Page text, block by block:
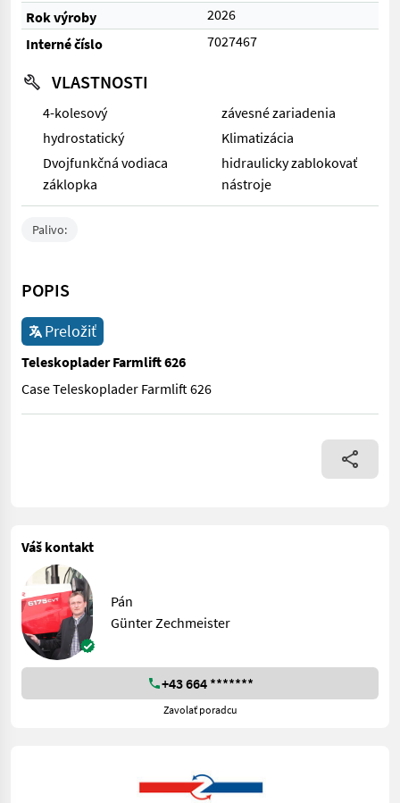
Rok výroby
2026
Interné číslo
7027467
VLASTNOSTI
4-kolesový
závesné zariadenia
hydrostatický
Klimatizácia
Dvojfunkčná vodiaca
záklopka
hidraulicky zablokovať
nástroje
Palivo:
POPIS
Preložiť
Teleskoplader Farmlift 626
Case Teleskoplader Farmlift 626
Case Teleskoplader Farmlift 626
Váš kontakt
Pán
Günter Zechmeister
+43 664 *******
Zavolať poradcu